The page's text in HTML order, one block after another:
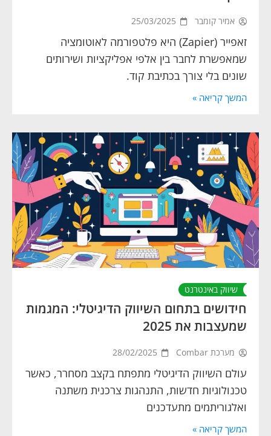
אמיר קומבר 25/03/2025
זאפייר (Zapier) היא פלטפורמה לאוטומציה
שמאפשרת לחבר בין אלפי אפליקציות ושירותים
שונים בלי צורך בכתיבת קוד.
המשך קריאה »
שיווק באינטרנט
חידושים בתחום השיווק הדיגיטלי: המגמות
שמעצבות את 2025
מערכת Combar 28/02/2025
עולם השיווק הדיגיטלי מתפתח בקצב מסחרר, כאשר
טכנולוגיות חדשות, התנהגות צרכנית משתנה
ואלגוריתמים מתעדכנים
המשך קריאה »